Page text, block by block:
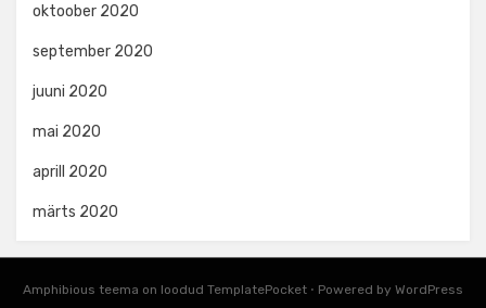
oktoober 2020
september 2020
juuni 2020
mai 2020
aprill 2020
märts 2020
Amphibious teema on loodud TemplatePocket ⋅ Powered by WordPress